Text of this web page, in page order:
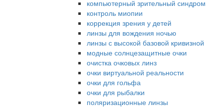
компьютерный зрительный синдром
контроль миопии
коррекция зрения у детей
линзы для вождения ночью
линзы с высокой базовой кривизной
модные солнцезащитные очки
очистка очковых линз
очки виртуальной реальности
очки для гольфа
очки для рыбалки
поляризационные линзы